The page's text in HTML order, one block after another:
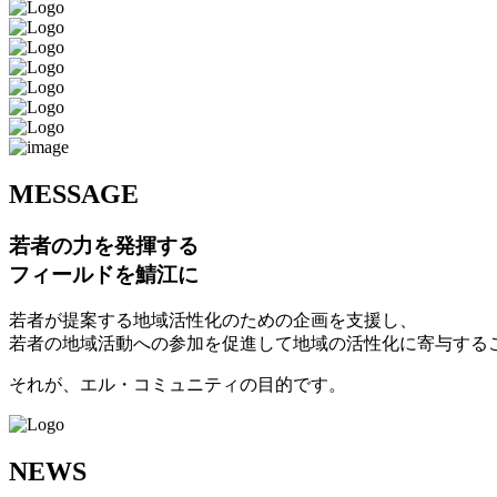
MESSAGE
若者の力を発揮する
フィールドを鯖江に
若者が提案する地域活性化のための企画を支援し、
若者の地域活動への参加を促進して地域の活性化に寄与する
それが、エル・コミュニティの目的です。
NEWS